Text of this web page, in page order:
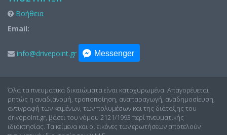
Βοήθεια
Email:
info@drivepoint.gr Messenger
Όλα τα πνευματικά δικαιώματα είναι κατοχυρωμένα. Απαγορέυεται
ρητώς η αναδιανομή, τροποποίηση, αναπαραγωγή, αναδημοσίευση,
αντιγραφή των κειμένων, των πολυμέσων και της διάταξης του
drivepoint.gr, βάσει του νόμου 2121/1993 περί πνευματικής
ιδιοκτησίας. Τα κείμενα και οι εικόνες των ερωτήσεων αποτελούν